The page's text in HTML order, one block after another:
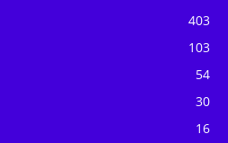
403
103
54
30
16